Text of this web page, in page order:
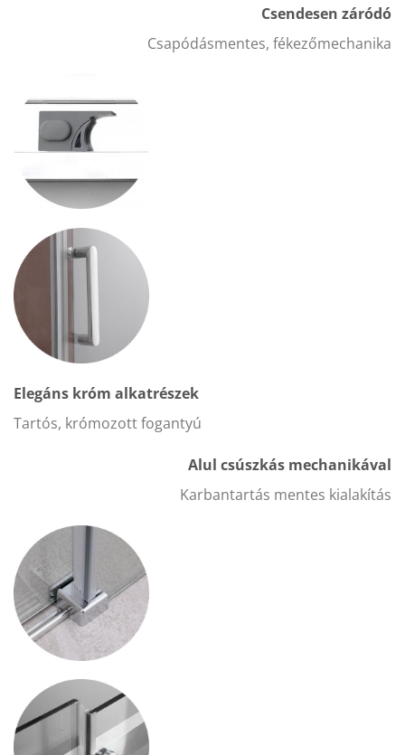
Csendesen záródó
Csapódásmentes, fékezőmechanika
Elegáns króm alkatrészek
Tartós, krómozott fogantyú
Alul csúszkás mechanikával
Karbantartás mentes kialakítás